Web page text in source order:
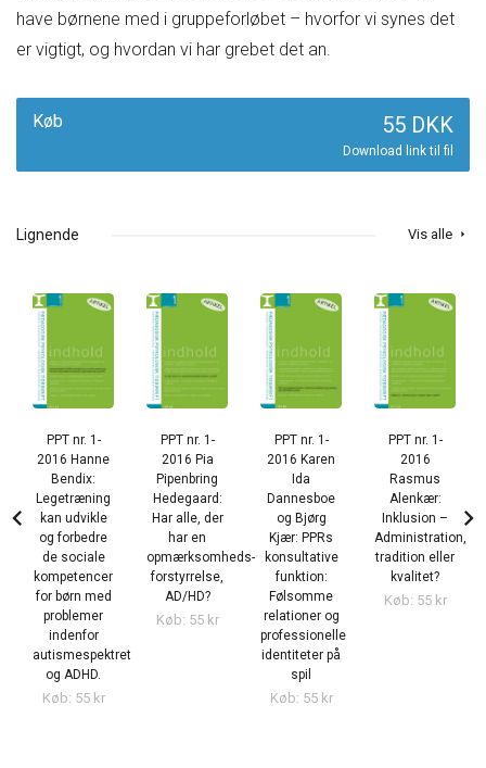
have børnene med i gruppeforløbet – hvorfor vi synes det
er vigtigt, og hvordan vi har grebet det an.
Køb 55 DKK
Download link til fil
Lignende Vis alle arrow_right
chevron_left
PPT nr. 1-
2016 Hanne
Bendix:
Legetræning
kan udvikle
og forbedre
de sociale
kompetencer
for børn med
problemer
indenfor
autismespektret
og ADHD.
Køb: 55 kr
PPT nr. 1-
2016 Pia
Pipenbring
Hedegaard:
Har alle, der
har en
opmærksomheds­
forstyrrelse,
AD/HD?
Køb: 55 kr
PPT nr. 1-
2016 Karen
Ida
Dannesboe
og Bjørg
Kjær: PPRs
konsultative
funktion:
Følsomme
relationer og
professionelle
identiteter på
spil
Køb: 55 kr
PPT nr. 1-
2016
Rasmus
Alenkær:
Inklusion –
Administration,
tradition eller
kvalitet?
Køb: 55 kr
chevron_right